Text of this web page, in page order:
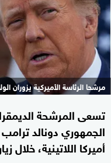
مرشحا الرئاسة الأميركية يزوران
تسعى المرشحة
الجمهوري دونالد
أميركا اللاتينية، خلال